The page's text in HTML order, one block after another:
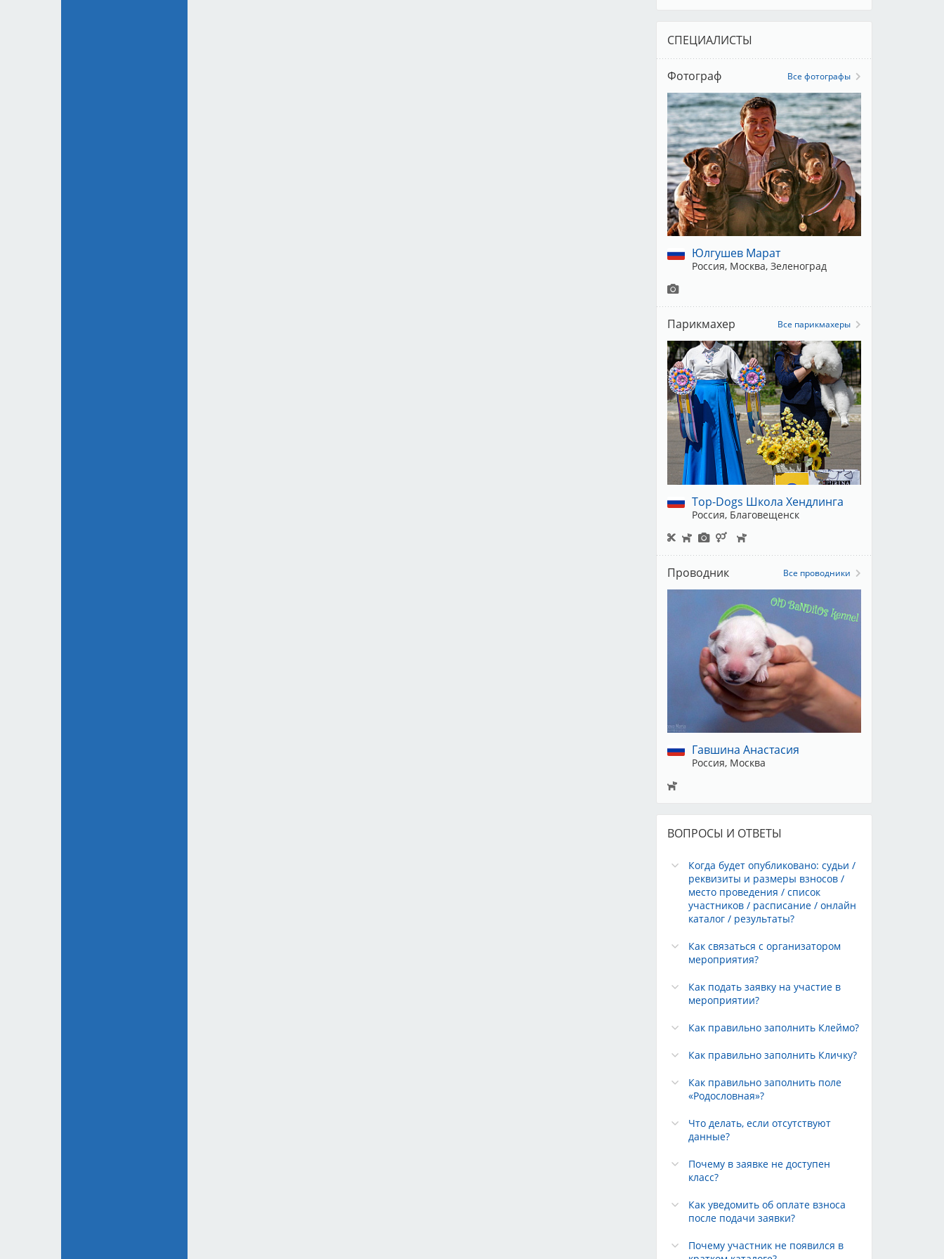
СПЕЦИАЛИСТЫ
Фотограф
Юлгушев Марат
Россия, Москва, Зеленоград
Все фотографы
Парикмахер
Top-Dogs Школа Хендлинга
Россия, Благовещенск
Все парикмахеры
Проводник
Гавшина Анастасия
Россия, Москва
Все проводники
ВОПРОСЫ И ОТВЕТЫ
Когда будет опубликовано: судьи /
реквизиты и размеры взносов /
место проведения / список
участников / расписание / онлайн
каталог / результаты?
Как связаться с организатором
мероприятия?
Как подать заявку на участие в
мероприятии?
Как правильно заполнить Клеймо?
Как правильно заполнить Кличку?
Как правильно заполнить поле
«Родословная»?
Что делать, если отсутствуют
данные?
Почему в заявке не доступен
класс?
Как уведомить об оплате взноса
после подачи заявки?
Почему участник не появился в